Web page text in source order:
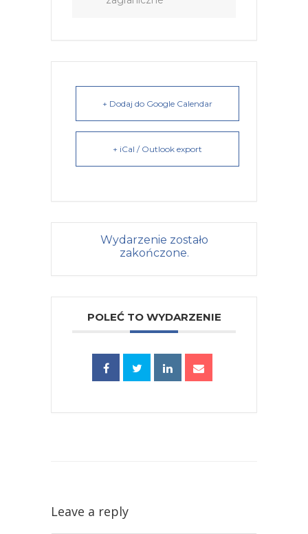
+ Dodaj do Google Calendar
+ iCal / Outlook export
Wydarzenie zostało
zakończone.
POLEĆ TO WYDARZENIE
Leave a reply